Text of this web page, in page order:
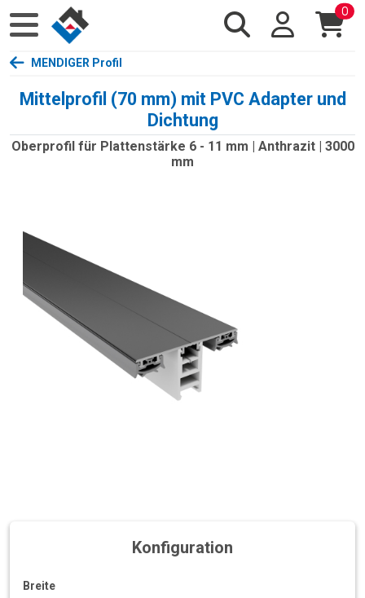
0
MENDIGER Profil
Mittelprofil (70 mm) mit PVC Adapter und
Dichtung
Oberprofil für Plattenstärke 6 - 11 mm | Anthrazit | 3000
mm
Konfiguration
Breite